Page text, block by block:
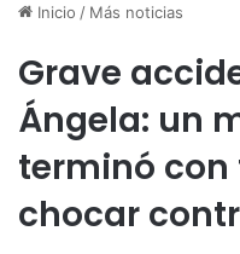
Inicio / Más noticias
Grave
Ángela: un
terminó
chocar